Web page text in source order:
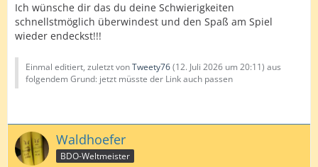
Ich wünsche dir das du deine Schwierigkeiten
schnellstmöglich überwindest und den Spaß am Spiel
wieder endeckst!!!
Einmal editiert, zuletzt vonTweety76(12. Juli 2026 um 20:11) aus
folgendem Grund: jetzt müsste der Link auch passen
Waldhoefer
BDO-Weltmeister